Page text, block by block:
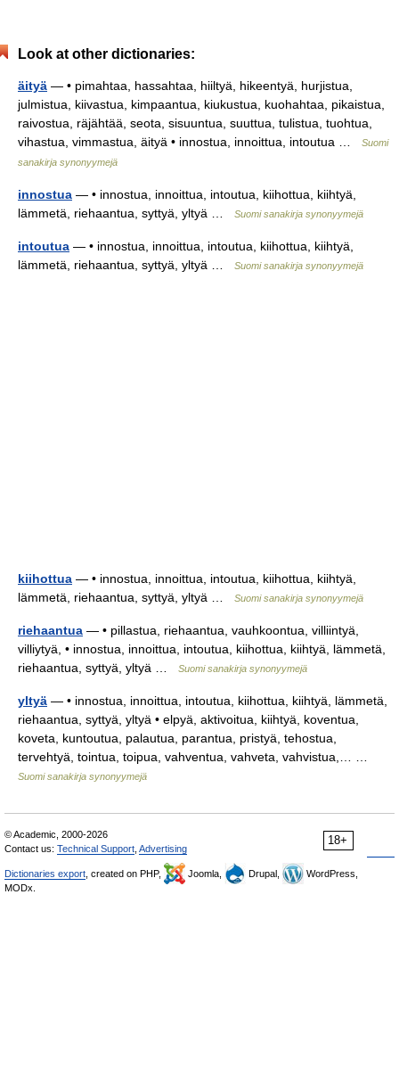
Look at other dictionaries:
äityä — • pimahtaa, hassahtaa, hiiltyä, hikeentyä, hurjistua,
julmistua, kiivastua, kimpaantua, kiukustua, kuohahtaa, pikaistua,
raivostua, räjähtää, seota, sisuuntua, suuttua, tulistua, tuohtua,
vihastua, vimmastua, äityä • innostua, innoittua, intoutua …
Suomi
sanakirja synonyymejä
innostua — • innostua, innoittua, intoutua, kiihottua, kiihtyä,
lämmetä, riehaantua, syttyä, yltyä …
Suomi sanakirja synonyymejä
intoutua — • innostua, innoittua, intoutua, kiihottua, kiihtyä,
lämmetä, riehaantua, syttyä, yltyä …
Suomi sanakirja synonyymejä
kiihottua — • innostua, innoittua, intoutua, kiihottua, kiihtyä,
lämmetä, riehaantua, syttyä, yltyä …
Suomi sanakirja synonyymejä
riehaantua — • pillastua, riehaantua, vauhkoontua, villiintyä,
villiytyä, • innostua, innoittua, intoutua, kiihottua, kiihtyä, lämmetä,
riehaantua, syttyä, yltyä …
Suomi sanakirja synonyymejä
yltyä — • innostua, innoittua, intoutua, kiihottua, kiihtyä, lämmetä,
riehaantua, syttyä, yltyä • elpyä, aktivoitua, kiihtyä, koventua,
koveta, kuntoutua, palautua, parantua, pristyä, tehostua,
tervehtyä, tointua, toipua, vahventua, vahveta, vahvistua,… …
Suomi sanakirja synonyymejä
18+
© Academic, 2000-2026
Contact us: Technical Support Advertising
Dictionaries export , created on PHP, Joomla, Drupal,
WordPress,
MODx.